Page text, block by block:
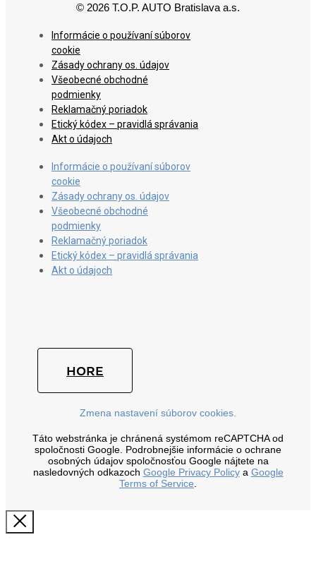
© 2026 T.O.P. AUTO Bratislava a.s.
Informácie o používaní súborov
cookie
Zásady ochrany os. údajov
Všeobecné obchodné
podmienky
Reklamačný poriadok
Etický kódex – pravidlá správania
Akt o údajoch
Informácie o používaní súborov
cookie
Zásady ochrany os. údajov
Všeobecné obchodné
podmienky
Reklamačný poriadok
Etický kódex – pravidlá správania
Akt o údajoch
HORE
Zmena nastavení súborov cookies.
Táto webstránka je chránená systémom reCAPTCHA od
spoločnosti Google. Podrobnejšie informácie o ochrane
osobných údajov spoločnosťou Google nájtete na
nasledovných odkazoch Google Privacy Policya Google
Terms of Service